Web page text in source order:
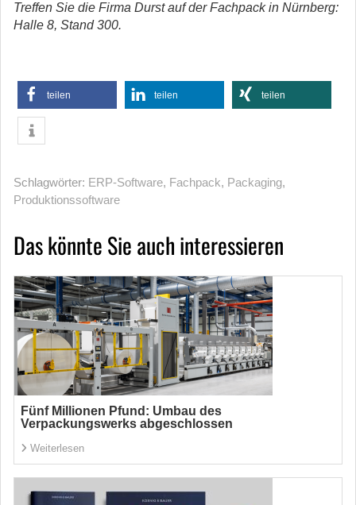
Treffen Sie die Firma Durst auf der Fachpack in Nürnberg:
Halle 8, Stand 300.
teilen teilen teilen
Schlagwörter: ERP-Software, Fachpack, Packaging,
Produktionssoftware
Das könnte Sie auch interessieren
Fünf Millionen Pfund: Umbau des
Verpackungswerks abgeschlossen
Weiterlesen